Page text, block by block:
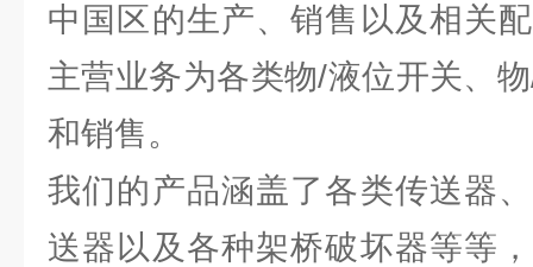
中国区的生产、销售以及相关
主营业务为各类物/液位开关、
和销售。
我们的产品涵盖了各类传送器
送器以及各种架桥破坏器等等